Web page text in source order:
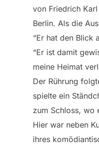
von Friedrich
Berlin. Als die
“Er hat den Blick
“Er ist damit
meine Heimat
Der Rührung
spielte ein
zum Schloss, wo
Hier war neben
ihres